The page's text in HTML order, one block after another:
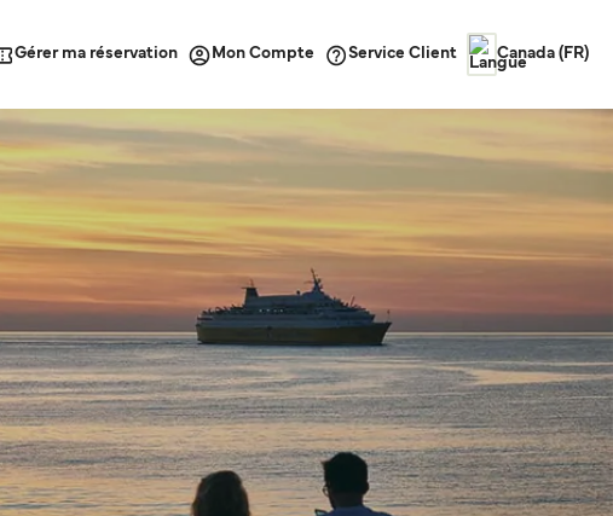
Gérer ma réservation Mon Compte Service Client Canada (FR)